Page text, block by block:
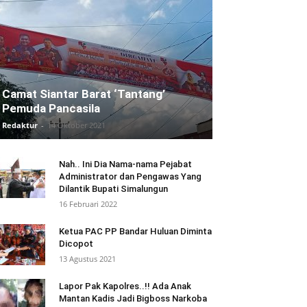
Camat Siantar Barat ‘Tantang’
Pemuda Pancasila
Redaktur - 14 Oktober 2021
Nah.. Ini Dia Nama-nama Pejabat
Administrator dan Pengawas Yang
Dilantik Bupati Simalungun
16 Februari 2022
Ketua PAC PP Bandar Huluan Diminta
Dicopot
13 Agustus 2021
Lapor Pak Kapolres..!! Ada Anak
Mantan Kadis Jadi Bigboss Narkoba